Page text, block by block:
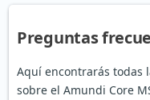
Preguntas
Aquí encontrarás todas
sobre el Amundi Core